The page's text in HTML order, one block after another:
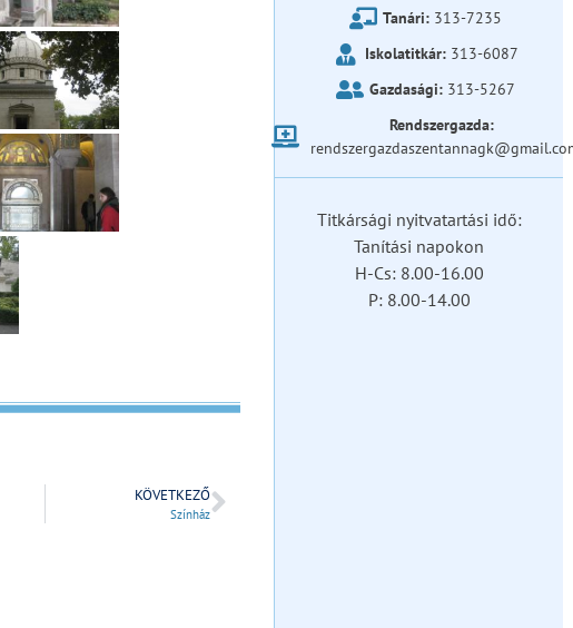
KÖVETKEZŐ
Színház
Tanári:313-7235
Iskolatitkár: 313-6087
Gazdasági:313-5267
Rendszergazda:
Titkársági nyitvatartási idő:
Tanítási napokon
H-Cs: 8.00-16.00
P: 8.00-14.00